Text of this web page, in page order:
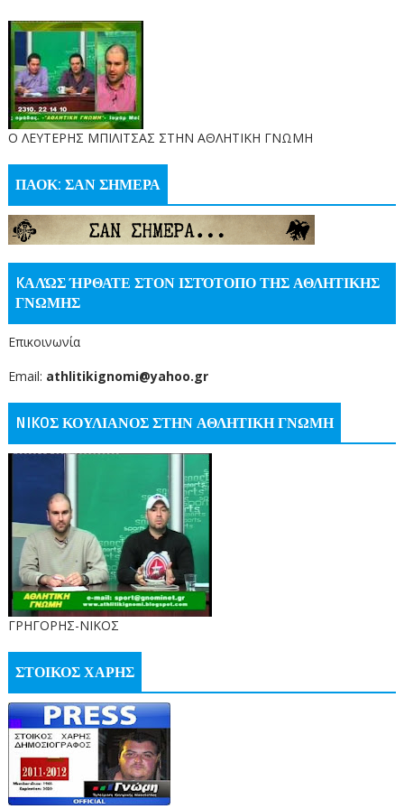
O ΛΕΥΤΕΡΗΣ ΜΠΙΛΙΤΣΑΣ ΣΤΗΝ ΑΘΛΗΤΙΚΗ ΓΝΩΜΗ
ΠΑΟΚ: ΣΑΝ ΣΗΜΕΡΑ
KΑΛΏΣ ΉΡΘΑΤΕ ΣΤΟΝ ΙΣΤΌΤΟΠΟ ΤΗΣ ΑΘΛΗΤΙΚΗΣ
ΓΝΩΜΗΣ
Επικοινωνία
Email: athlitikignomi@yahoo.gr
NIKOΣ ΚΟΥΛΙΑΝΟΣ ΣΤΗΝ ΑΘΛΗΤΙΚΗ ΓΝΩΜΗ
ΓΡΗΓΟΡΗΣ-ΝΙΚΟΣ
ΣΤΟΙΚΟΣ ΧΑΡΗΣ